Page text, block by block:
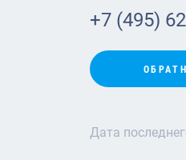
+7 (495)
Дата